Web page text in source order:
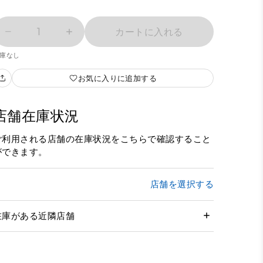
1 カートに入れる
なし
お気に入りに追加する
舗在庫状況
利用される店舗の在庫状況をこちらで確認すること
きます。
店舗を選択する
庫がある近隣店舗